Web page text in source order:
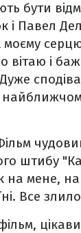
бути
Павел
моєму
вітаю і
штибу
на мене,
Все